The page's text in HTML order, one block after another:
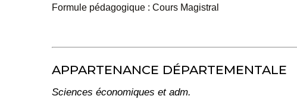
Formule pédagogique : Cours Magistral
APPARTENANCE DÉPARTEMENTALE
Sciences économiques et adm.